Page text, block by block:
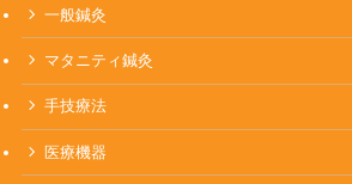
一般鍼灸
マタニティ鍼灸
手技療法
医療機器